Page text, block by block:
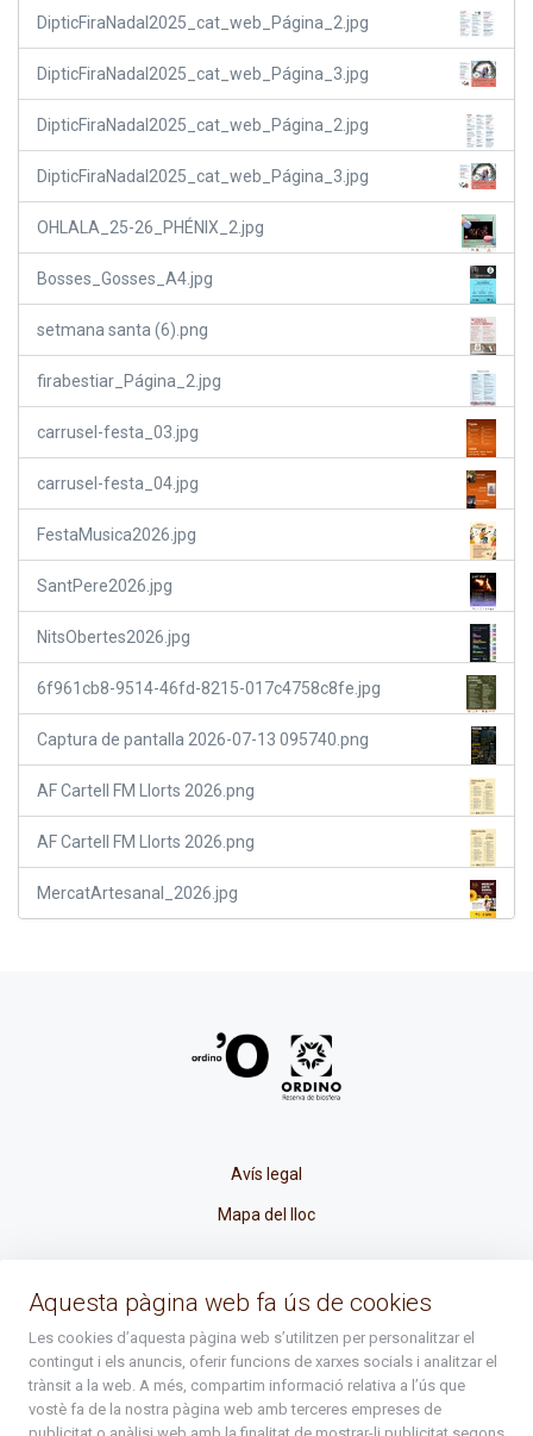
DipticFiraNadal2025_cat_web_Página_2.jpg
DipticFiraNadal2025_cat_web_Página_3.jpg
DipticFiraNadal2025_cat_web_Página_2.jpg
DipticFiraNadal2025_cat_web_Página_3.jpg
OHLALA_25-26_PHÉNIX_2.jpg
Bosses_Gosses_A4.jpg
setmana santa (6).png
firabestiar_Página_2.jpg
carrusel-festa_03.jpg
carrusel-festa_04.jpg
FestaMusica2026.jpg
SantPere2026.jpg
NitsObertes2026.jpg
6f961cb8-9514-46fd-8215-017c4758c8fe.jpg
Captura de pantalla 2026-07-13 095740.png
AF Cartell FM Llorts 2026.png
AF Cartell FM Llorts 2026.png
MercatArtesanal_2026.jpg
Avís legal
Mapa del lloc
atenciociutadana@ordino.ad
+376 878 100
De Dl. a Dv. : de 8 a 16h (els divendres a partir de l'1 de juny
Aquesta pàgina web fa ús de cookies
Les cookies d’aquesta pàgina web s’utilitzen per personalitzar el
contingut i els anuncis, oferir funcions de xarxes socials i analitzar el
trànsit a la web. A més, compartim informació relativa a l’ús que
vostè fa de la nostra pàgina web amb terceres empreses de